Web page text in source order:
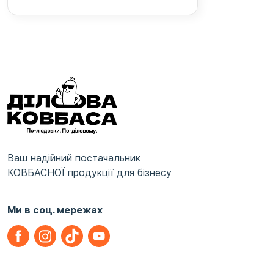
Ваш надійний постачальник
КОВБАСНОЇ продукції для бізнесу
Ми в соц. мережах